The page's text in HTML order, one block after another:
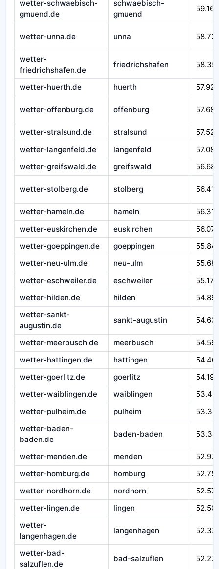
wetter-schwaebisch-
gmuend.de
schwaebisch-
gmuend
59.166
wetter-unna.de unna
wetter-
friedrichshafen.de
friedrichshafen
wetter-huerth.de huerth 57.925
wetter-offenburg.de offenburg 57.687
wetter-stralsund.de stralsund
57.525
wetter-langenfeld.de
langenfeld
57.083
wetter-greifswald.de
greifswald 56.685
wetter-stolberg.de stolberg 56.414
wetter-hameln.de hameln
56.310
wetter-euskirchen.de
euskirchen
56.077
wetter-goeppingen.de
goeppingen
wetter-neu-ulm.de
neu-ulm
wetter-eschweiler.de
eschweiler
55.171
wetter-hilden.de
hilden
wetter-sankt-
augustin.de
sankt-augustin 54.631
wetter-meerbusch.de meerbusch
wetter-hattingen.de
hattingen
wetter-goerlitz.de
goerlitz
54.193
wetter-waiblingen.de
waiblingen
wetter-pulheim.de
pulheim
wetter-baden-
baden.de
baden-baden
wetter-menden.de menden
wetter-homburg.de
homburg
wetter-nordhorn.de
nordhorn
wetter-lingen.de
lingen
wetter-
langenhagen.de
langenhagen
wetter-bad-
salzuflen.de
bad-salzuflen